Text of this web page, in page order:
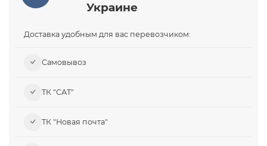
Украине
Доставка удобным для вас перевозчиком:
Самовывоз​
ТК "САТ"
ТК "Новая почта"